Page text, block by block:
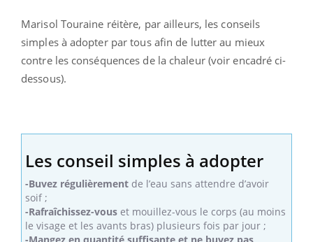
Marisol Touraine réitère, par ailleurs, les conseils
simples à adopter par tous afin de lutter au mieux
contre les conséquences de la chaleur (voir encadré ci-
dessous).
Les conseil simples à adopter
-Buvez régulièrement de l’eau sans attendre d’avoir
soif ;
-Rafraîchissez-vous et mouillez-vous le corps (au moins
le visage et les avants bras) plusieurs fois par jour ;